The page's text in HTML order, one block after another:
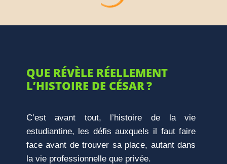
QUE RÉVÈLE RÉELLEMENT
L’HISTOIRE DE CÉSAR ?
C’est avant tout, l’histoire de la vie
estudiantine, les défis auxquels il faut faire
face avant de trouver sa place, autant dans
la vie professionnelle que privée.